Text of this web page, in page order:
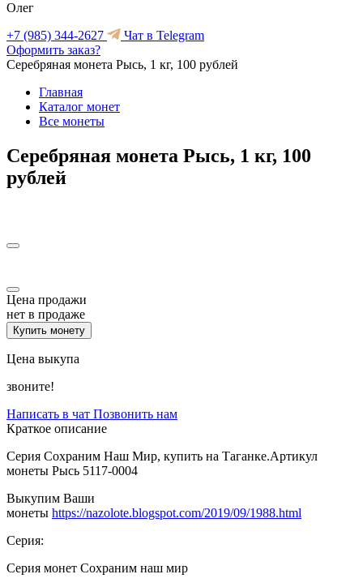
Олег
+7 (985) 344-2627
Чат в Telegram
Оформить заказ?
Серебряная монета Рысь, 1 кг, 100 рублей
Главная
Каталог монет
Все монеты
Серебряная монета Рысь, 1 кг, 100
рублей
Цена продажи
нет в продаже
Купить монету
Цена выкупа
звоните!
Написать в чат Позвонить нам
Краткое описание
Серия Сохраним Наш Мир, купить на Таганке.Артикул
монеты Рысь 5117-0004
Выкупим Ваши
монеты https://nazolote.blogspot.com/2019/09/1988.html
Серия:
Серия монет Сохраним наш мир